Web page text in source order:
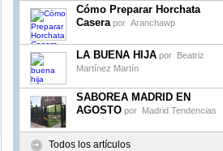
Cómo Preparar Horchata
Casera por Aranchawp
LA BUENA HIJA por Beatriz
Martínez Martín
SABOREA MADRID EN
AGOSTO por Madrid Tendencias
Todos los artículos